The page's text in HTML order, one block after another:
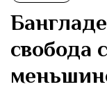
свобода